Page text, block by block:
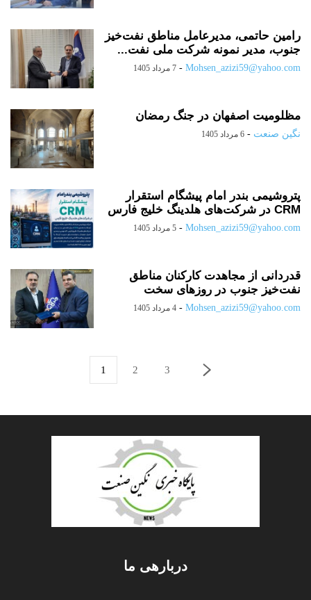
رامین حاتمی، مدیرعامل مناطق نفت‌خیز
جنوب، مدیر نمونه شرکت ملی نفت...
Mohsen_azizi59@yahoo.com
- 7 مرداد 1405
مظلومیت اصفهان در جنگ رمضان
نگین صنعت - 6 مرداد 1405
پتروشیمی بندر امام پیشگام استقرار
CRM در شرکت‌های هلدینگ خلیج فارس
Mohsen_azizi59@yahoo.com
- 5 مرداد 1405
قدردانی از مجاهدت کارکنان مناطق
نفت‌خیز جنوب در روزهای سخت
Mohsen_azizi59@yahoo.com
- 4 مرداد 1405
1 2 3
دربارهی ما